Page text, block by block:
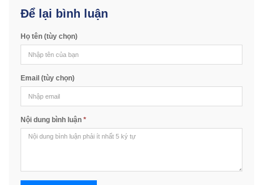
Để lại bình luận
Họ tên (tùy chọn)
Email (tùy chọn)
Nội dung bình luận *